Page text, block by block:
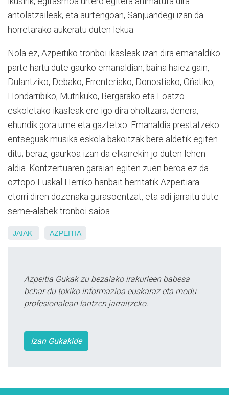
antolatzaileak, eta aurtengoan, Sanjuandegi izan da
horretarako aukeratu duten lekua.
Nola ez, Azpeitiko tronboi ikasleak izan dira emanaldiko
parte hartu dute gaurko emanaldian, baina haiez gain,
Dulantziko, Debako, Errenteriako, Donostiako, Oñatiko,
Hondarribiko, Mutrikuko, Bergarako eta Loatzo
eskoletako ikasleak ere igo dira oholtzara; denera,
ehundik gora ume eta gaztetxo. Emanaldia prestatzeko
entseguak musika eskola bakoitzak bere aldetik egiten
ditu; beraz, gaurkoa izan da elkarrekin jo duten lehen
aldia. Kontzertuaren garaian egiten zuen beroa ez da
oztopo Euskal Herriko hanbait herritatik Azpeitiara
etorri diren dozenaka gurasoentzat, eta adi jarraitu dute
seme-alabek tronboi saioa.
JAIAK AZPEITIA
Azpeitia Gukak zu bezalako irakurleen babesa
behar du tokiko informazioa euskaraz eta modu
profesionalean lantzen jarraitzeko.
Izan Gukakide